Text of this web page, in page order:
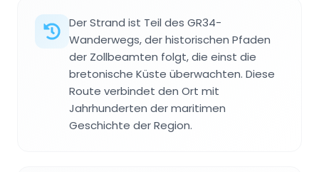
Der Strand ist Teil des GR34-
Wanderwegs, der historischen Pfaden
der Zollbeamten folgt, die einst die
bretonische Küste überwachten. Diese
Route verbindet den Ort mit
Jahrhunderten der maritimen
Geschichte der Region.